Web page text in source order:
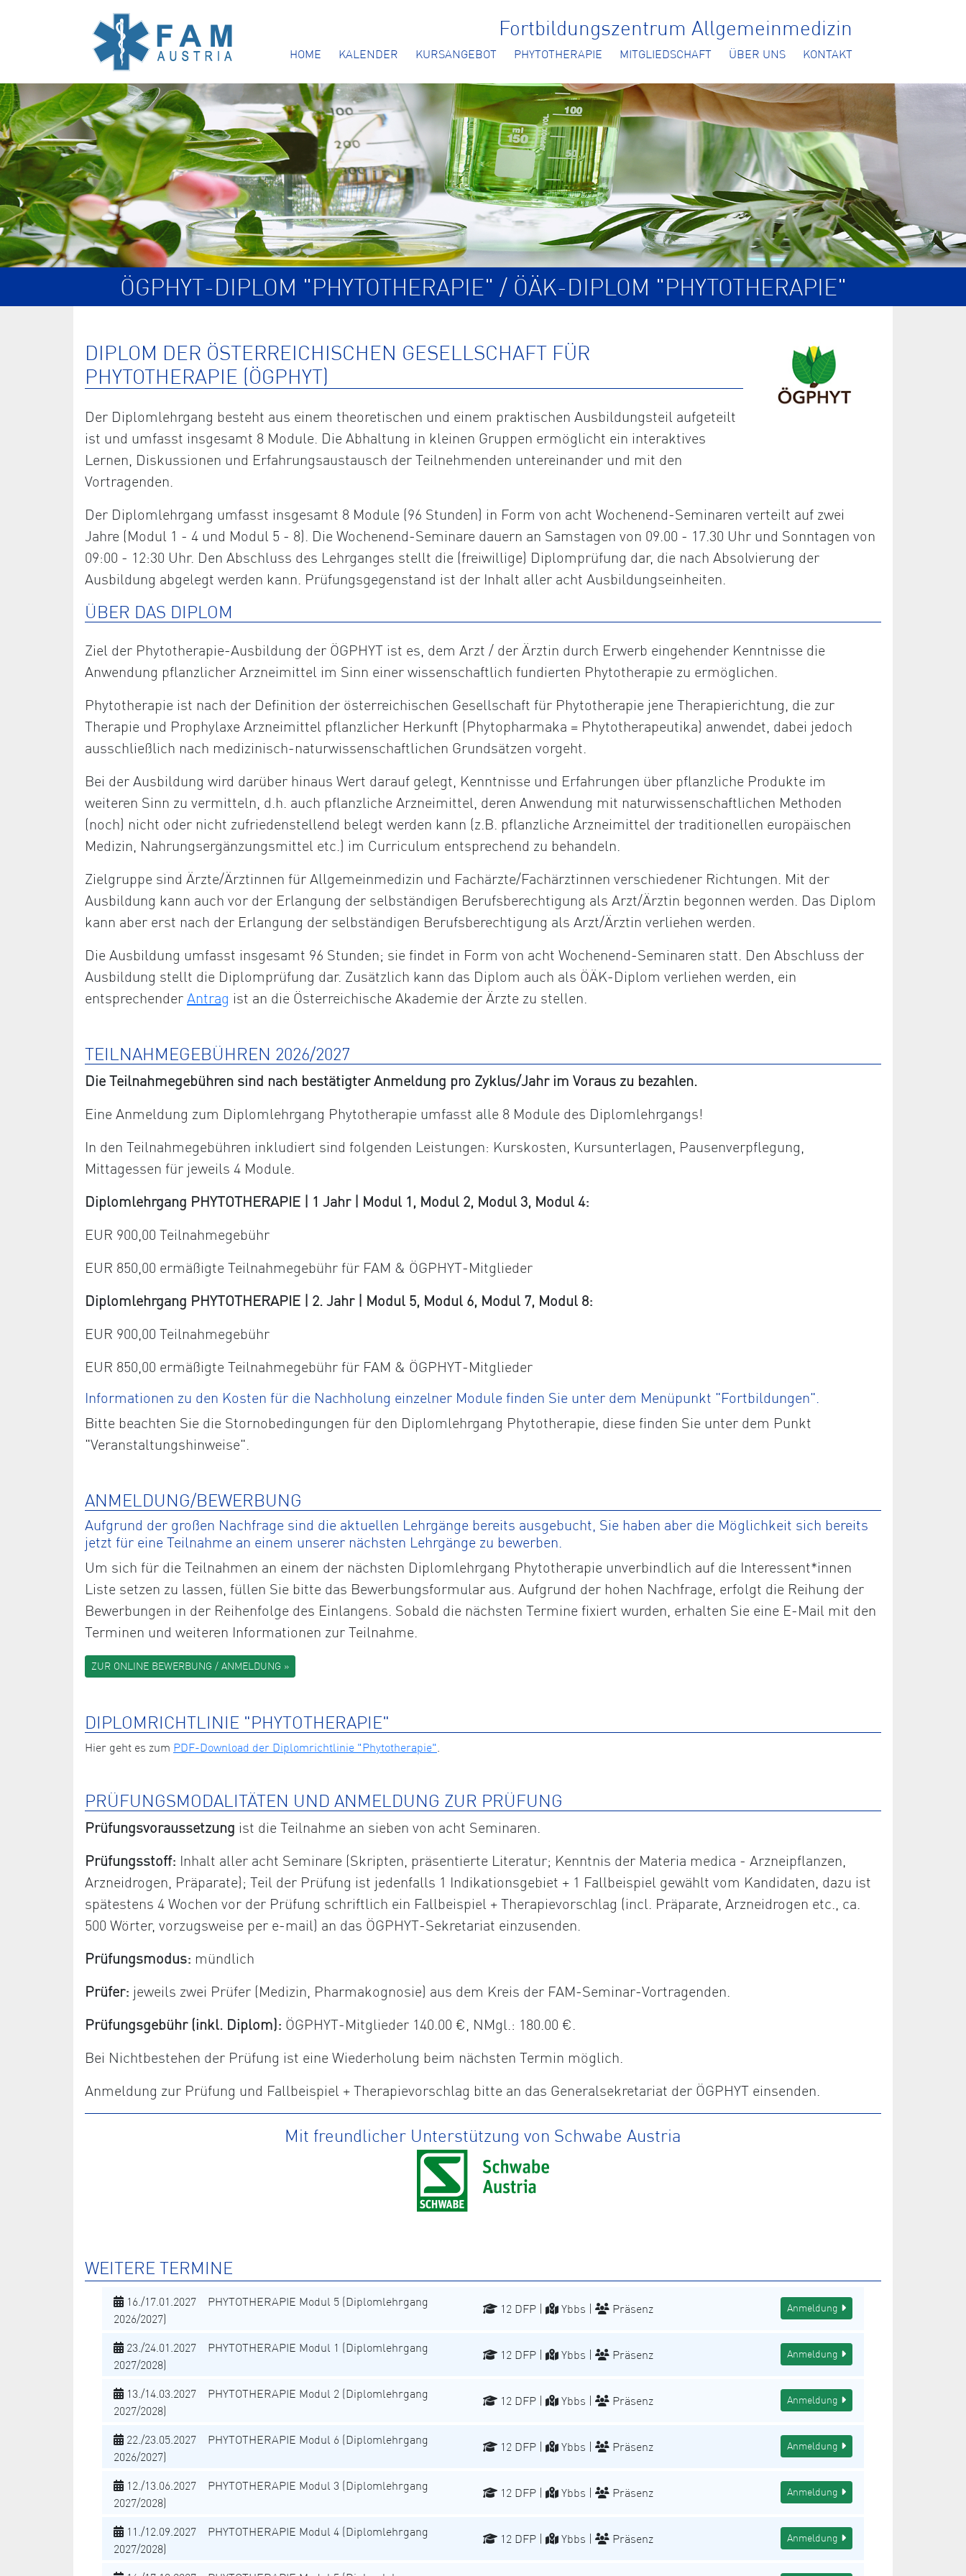
Fortbildungszentrum Allgemeinmedizin
HOME KALENDER KURSANGEBOT PHYTOTHERAPIE MITGLIEDSCHAFT ÜBER UNS KONTAKT
ÖGPHYT-DIPLOM "PHYTOTHERAPIE" / ÖÄK-DIPLOM "PHYTOTHERAPIE"
DIPLOM DER ÖSTERREICHISCHEN GESELLSCHAFT FÜR
PHYTOTHERAPIE (ÖGPHYT)
Der Diplomlehrgang besteht aus einem theoretischen und einem praktischen Ausbildungsteil aufgeteilt
ist und umfasst insgesamt 8 Module. Die Abhaltung in kleinen Gruppen ermöglicht ein interaktives
Lernen, Diskussionen und Erfahrungsaustausch der Teilnehmenden untereinander und mit den
Vortragenden.
Der Diplomlehrgang umfasst insgesamt 8 Module (96 Stunden) in Form von acht Wochenend-Seminaren verteilt auf zwei
Jahre (Modul 1 - 4 und Modul 5 - 8). Die Wochenend-Seminare dauern an Samstagen von 09.00 - 17.30 Uhr und Sonntagen von
09:00 - 12:30 Uhr. Den Abschluss des Lehrganges stellt die (freiwillige) Diplomprüfung dar, die nach Absolvierung der
Ausbildung abgelegt werden kann. Prüfungsgegenstand ist der Inhalt aller acht Ausbildungseinheiten.
ÜBER DAS DIPLOM
Ziel der Phytotherapie-Ausbildung der ÖGPHYT ist es, dem Arzt / der Ärztin durch Erwerb eingehender Kenntnisse die
Anwendung pflanzlicher Arzneimittel im Sinn einer wissenschaftlich fundierten Phytotherapie zu ermöglichen.
Phytotherapie ist nach der Definition der österreichischen Gesellschaft für Phytotherapie jene Therapierichtung, die zur
Therapie und Prophylaxe Arzneimittel pflanzlicher Herkunft (Phytopharmaka = Phytotherapeutika) anwendet, dabei jedoch
ausschließlich nach medizinisch-naturwissenschaftlichen Grundsätzen vorgeht.
Bei der Ausbildung wird darüber hinaus Wert darauf gelegt, Kenntnisse und Erfahrungen über pflanzliche Produkte im
weiteren Sinn zu vermitteln, d.h. auch pflanzliche Arzneimittel, deren Anwendung mit naturwissenschaftlichen Methoden
(noch) nicht oder nicht zufriedenstellend belegt werden kann (z.B. pflanzliche Arzneimittel der traditionellen europäischen
Medizin, Nahrungsergänzungsmittel etc.) im Curriculum entsprechend zu behandeln.
Zielgruppe sind Ärzte/Ärztinnen für Allgemeinmedizin und Fachärzte/Fachärztinnen verschiedener Richtungen. Mit der
Ausbildung kann auch vor der Erlangung der selbständigen Berufsberechtigung als Arzt/Ärztin begonnen werden. Das Diplom
kann aber erst nach der Erlangung der selbständigen Berufsberechtigung als Arzt/Ärztin verliehen werden.
Die Ausbildung umfasst insgesamt 96 Stunden; sie findet in Form von acht Wochenend-Seminaren statt. Den Abschluss der
Ausbildung stellt die Diplomprüfung dar. Zusätzlich kann das Diplom auch als ÖÄK-Diplom verliehen werden, ein
entsprechender Antrag ist an die Österreichische Akademie der Ärzte zu stellen.
TEILNAHMEGEBÜHREN 2026/2027
Die Teilnahmegebühren sind nach bestätigter Anmeldung pro Zyklus/Jahr im Voraus zu bezahlen.
Eine Anmeldung zum Diplomlehrgang Phytotherapie umfasst alle 8 Module des Diplomlehrgangs!
In den Teilnahmegebühren inkludiert sind folgenden Leistungen: Kurskosten, Kursunterlagen, Pausenverpflegung,
Mittagessen für jeweils 4 Module.
Diplomlehrgang PHYTOTHERAPIE | 1 Jahr | Modul 1, Modul 2, Modul 3, Modul 4:
EUR 900,00 Teilnahmegebühr
EUR 850,00 ermäßigte Teilnahmegebühr für FAM & ÖGPHYT-Mitglieder
Diplomlehrgang PHYTOTHERAPIE | 2. Jahr | Modul 5, Modul 6, Modul 7, Modul 8:
EUR 900,00 Teilnahmegebühr
EUR 850,00 ermäßigte Teilnahmegebühr für FAM & ÖGPHYT-Mitglieder
Informationen zu den Kosten für die Nachholung einzelner Module finden Sie unter dem Menüpunkt "Fortbildungen".
Bitte beachten Sie die Stornobedingungen für den Diplomlehrgang Phytotherapie, diese finden Sie unter dem Punkt
"Veranstaltungshinweise".
ANMELDUNG/BEWERBUNG
Aufgrund der großen Nachfrage sind die aktuellen Lehrgänge bereits ausgebucht, Sie haben aber die Möglichkeit sich bereits
jetzt für eine Teilnahme an einem unserer nächsten Lehrgänge zu bewerben.
Um sich für die Teilnahmen an einem der nächsten Diplomlehrgang Phytotherapie unverbindlich auf die Interessent*innen
Liste setzen zu lassen, füllen Sie bitte das Bewerbungsformular aus. Aufgrund der hohen Nachfrage, erfolgt die Reihung der
Bewerbungen in der Reihenfolge des Einlangens. Sobald die nächsten Termine fixiert wurden, erhalten Sie eine E-Mail mit den
Terminen und weiteren Informationen zur Teilnahme.
ZUR ONLINE BEWERBUNG / ANMELDUNG »
DIPLOMRICHTLINIE "PHYTOTHERAPIE"
Hier geht es zum PDF-Download der Diplomrichtlinie "Phytotherapie"
PRÜFUNGSMODALITÄTEN UND ANMELDUNG ZUR PRÜFUNG
Prüfungsvoraussetzung ist die Teilnahme an sieben von acht Seminaren.
Prüfungsstoff: Inhalt aller acht Seminare (Skripten, präsentierte Literatur; Kenntnis der Materia medica - Arzneipflanzen,
Arzneidrogen, Präparate); Teil der Prüfung ist jedenfalls 1 Indikationsgebiet + 1 Fallbeispiel gewählt vom Kandidaten, dazu ist
spätestens 4 Wochen vor der Prüfung schriftlich ein Fallbeispiel + Therapievorschlag (incl. Präparate, Arzneidrogen etc., ca.
500 Wörter, vorzugsweise per e-mail) an das ÖGPHYT-Sekretariat einzusenden.
Prüfungsmodus: mündlich
Prüfer: jeweils zwei Prüfer (Medizin, Pharmakognosie) aus dem Kreis der FAM-Seminar-Vortragenden.
Prüfungsgebühr (inkl. Diplom): ÖGPHYT-Mitglieder 140.00 €, NMgl.: 180.00 €.
Bei Nichtbestehen der Prüfung ist eine Wiederholung beim nächsten Termin möglich.
Anmeldung zur Prüfung und Fallbeispiel + Therapievorschlag bitte an das Generalsekretariat der ÖGPHYT einsenden.
Mit freundlicher Unterstützung von Schwabe Austria
WEITERE TERMINE
16./17.01.2027 PHYTOTHERAPIE Modul 5 (Diplomlehrgang
2026/2027)
12 DFP | Ybbs | Präsenz Anmeldung
23./24.01.2027 PHYTOTHERAPIE Modul 1 (Diplomlehrgang
2027/2028)
12 DFP | Ybbs | Präsenz Anmeldung
13./14.03.2027 PHYTOTHERAPIE Modul 2 (Diplomlehrgang
2027/2028)
12 DFP | Ybbs | Präsenz Anmeldung
22./23.05.2027 PHYTOTHERAPIE Modul 6 (Diplomlehrgang
2026/2027)
12 DFP | Ybbs | Präsenz Anmeldung
12./13.06.2027 PHYTOTHERAPIE Modul 3 (Diplomlehrgang
2027/2028)
12 DFP | Ybbs | Präsenz Anmeldung
11./12.09.2027 PHYTOTHERAPIE Modul 4 (Diplomlehrgang
2027/2028)
12 DFP | Ybbs | Präsenz Anmeldung